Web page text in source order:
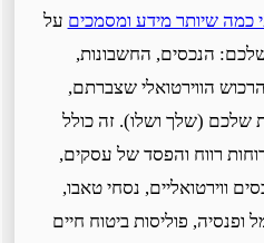
שיותר מידע ומסמכיםעל
הנכסים, החשבונות,
הווירטואלי שצברתם,
שלכם (שלך ושלו). זה כולל
רווח והפסד של עסקים,
ווירטואליים, נסחי טאבו,
ופנסיה, פוליסות ביטוח חיים